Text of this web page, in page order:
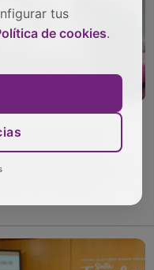
Iris renueva su
por la Red de
Guadalajara tras
tus
de cookies.